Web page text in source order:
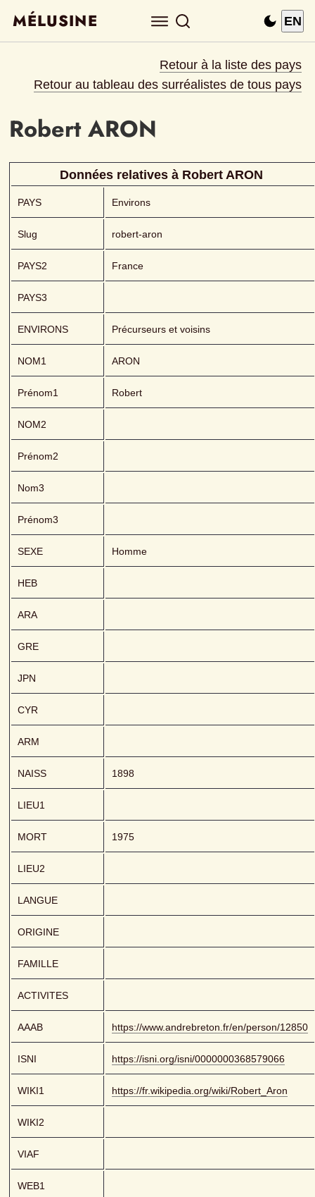
MÉLUSINE EN
Retour à la liste des pays
Retour au tableau des surréalistes de tous pays
Robert ARON
Données relatives à Robert ARON
PAYS Environs
Slug robert-aron
PAYS2 France
PAYS3
ENVIRONS Précurseurs et voisins
NOM1 ARON
Prénom1 Robert
NOM2
Prénom2
Nom3
Prénom3
SEXE Homme
HEB
ARA
GRE
JPN
CYR
ARM
NAISS 1898
LIEU1
MORT 1975
LIEU2
LANGUE
ORIGINE
FAMILLE
ACTIVITES
AAAB https://www.andrebreton.fr/en/person/12850
ISNI https://isni.org/isni/0000000368579066
WIKI1 https://fr.wikipedia.org/wiki/Robert_Aron
WIKI2
VIAF
WEB1